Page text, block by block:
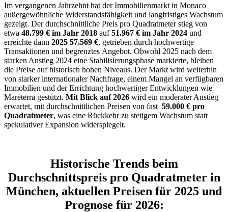
Im vergangenen Jahrzehnt hat der Immobilienmarkt in Monaco
außergewöhnliche Widerstandsfähigkeit und langfristiges Wachstum
gezeigt. Der durchschnittliche Preis pro Quadratmeter stieg von
etwa 48.799 € im Jahr 2018 auf51.967 € im Jahr 2024 und
erreichte dann 2025 57.569 €, getrieben durch hochwertige
Transaktionen und begrenztes Angebot. Obwohl 2025 nach dem
starken Anstieg 2024 eine Stabilisierungsphase markierte, bleiben
die Preise auf historisch hohen Niveaus. Der Markt wird weiterhin
von starker internationaler Nachfrage, einem Mangel an verfügbaren
Immobilien und der Errichtung hochwertiger Entwicklungen wie
Mareterra gestützt. Mit Blick auf 2026 wird ein moderater Anstieg
erwartet, mit durchschnittlichen Preisen von fast 59.000 € pro
Quadratmeter, was eine Rückkehr zu stetigem Wachstum statt
spekulativer Expansion widerspiegelt.
Historische Trends beim
Durchschnittspreis pro Quadratmeter in
München, aktuellen Preisen für 2025 und
Prognose für 2026: